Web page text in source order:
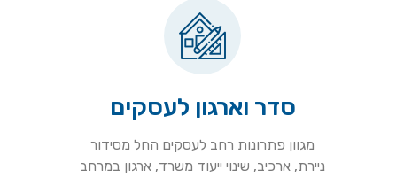
סדר וארגון לעסקים
מגוון פתרונות רחב לעסקים החל מסידור
ניירת, ארכיב, שינוי ייעוד משרד, ארגון במרחב